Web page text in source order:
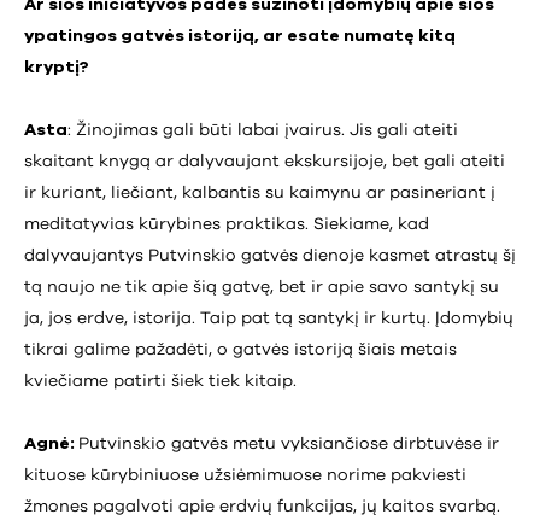
Ar šios iniciatyvos padės sužinoti įdomybių apie šios
ypatingos gatvės istoriją, ar esate numatę kitą
kryptį?
Asta: Žinojimas gali būti labai įvairus. Jis gali ateiti
skaitant knygą ar dalyvaujant ekskursijoje, bet gali ateiti
ir kuriant, liečiant, kalbantis su kaimynu ar pasineriant į
meditatyvias kūrybines praktikas. Siekiame, kad
dalyvaujantys Putvinskio gatvės dienoje kasmet atrastų šį
tą naujo ne tik apie šią gatvę, bet ir apie savo santykį su
ja, jos erdve, istorija. Taip pat tą santykį ir kurtų. Įdomybių
tikrai galime pažadėti, o gatvės istoriją šiais metais
kviečiame patirti šiek tiek kitaip.
Agnė: Putvinskio gatvės metu vyksiančiose dirbtuvėse ir
kituose kūrybiniuose užsiėmimuose norime pakviesti
žmones pagalvoti apie erdvių funkcijas, jų kaitos svarbą.